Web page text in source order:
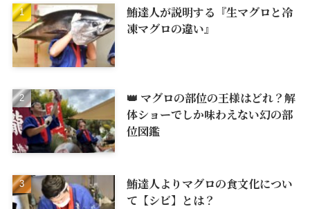
鮪達人が説明する『生マグロと冷
凍マグロの違い』
👑 マグロの部位の王様はどれ？解
体ショーでしか味わえない幻の部
位図鑑
鮪達人よりマグロの食文化につい
て【シビ】とは？